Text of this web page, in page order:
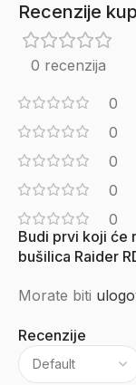
Recenzije
0 recenzija
0
0
0
0
0
Recenzije
Budi prvi koji će
bušilica Raider
Morate biti